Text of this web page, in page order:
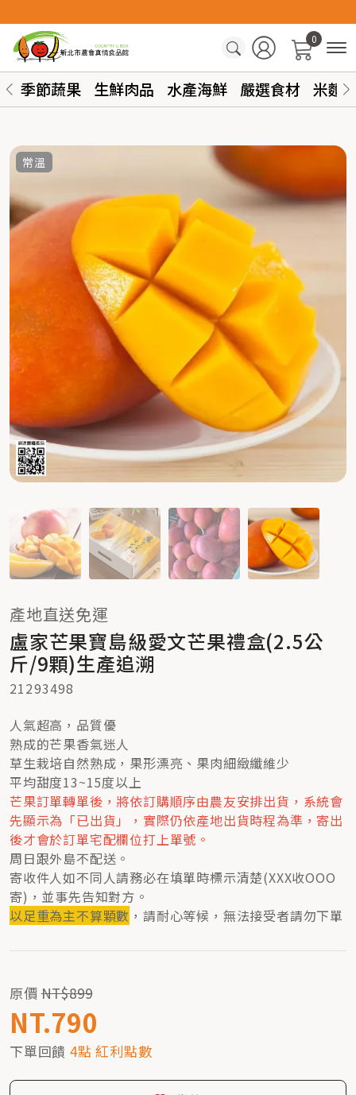
0
季節蔬果 生鮮肉品 水產海鮮 嚴選食材 米麵
常溫
產地直送免運
盧家芒果寶島級愛文芒果禮盒(2.5公
斤/9顆)生產追溯
21293498
人氣超高，品質優
熟成的芒果香氣迷人
草生栽培自然熟成，果形漂亮、果肉細緻纖維少
平均甜度13~15度以上
芒果訂單轉單後，將依訂購順序由農友安排出貨，系統會
先顯示為「已出貨」，實際仍依產地出貨時程為準，寄出
後才會於訂單宅配欄位打上單號。
周日跟外島不配送。
寄收件人如不同人請務必在填單時標示清楚(XXX收OOO
寄)，並事先告知對方。
以足重為主不算顆數 ，請耐心等候，無法接受者請勿下單
原價NT$899
NT.790
下單回饋 4點 紅利點數